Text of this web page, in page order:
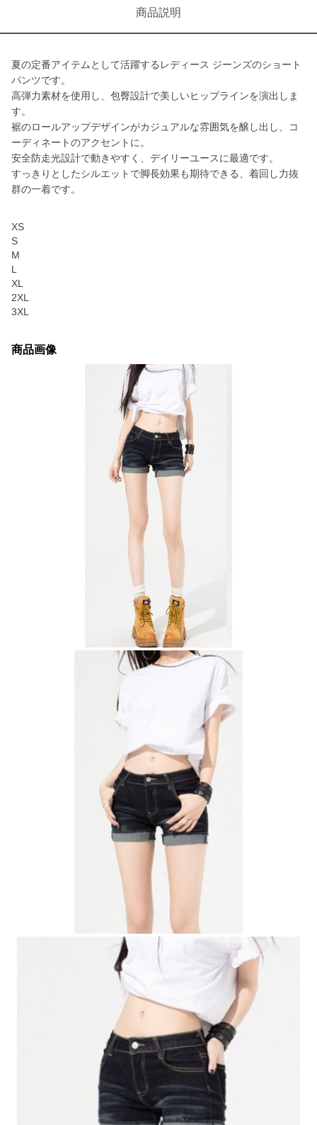
商品説明
夏の定番アイテムとして活躍するレディース ジーンズのショート
パンツです。
高弾力素材を使用し、包臀設計で美しいヒップラインを演出しま
す。
裾のロールアップデザインがカジュアルな雰囲気を醸し出し、コ
ーディネートのアクセントに。
安全防走光設計で動きやすく、デイリーユースに最適です。
すっきりとしたシルエットで脚長効果も期待できる、着回し力抜
群の一着です。
XS
S
M
L
XL
2XL
3XL
商品画像